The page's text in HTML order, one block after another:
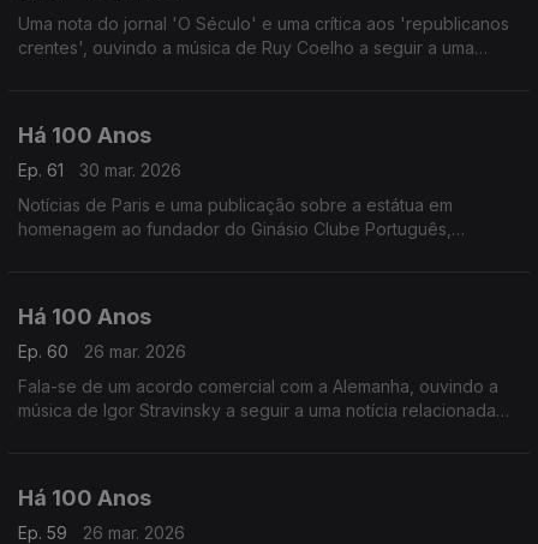
Uma nota do jornal 'O Século' e uma crítica aos 'republicanos
crentes', ouvindo a música de Ruy Coelho a seguir a uma
Há 100 Anos
Ep. 61
30 mar. 2026
Notícias de Paris e uma publicação sobre a estátua em
homenagem ao fundador do Ginásio Clube Português,
Há 100 Anos
Ep. 60
26 mar. 2026
Fala-se de um acordo comercial com a Alemanha, ouvindo a
música de Igor Stravinsky a seguir a uma notícia relacionada
Há 100 Anos
Ep. 59
26 mar. 2026